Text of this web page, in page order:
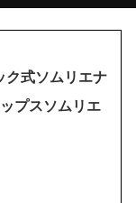
ク式ソムリエナ
プスソムリエ